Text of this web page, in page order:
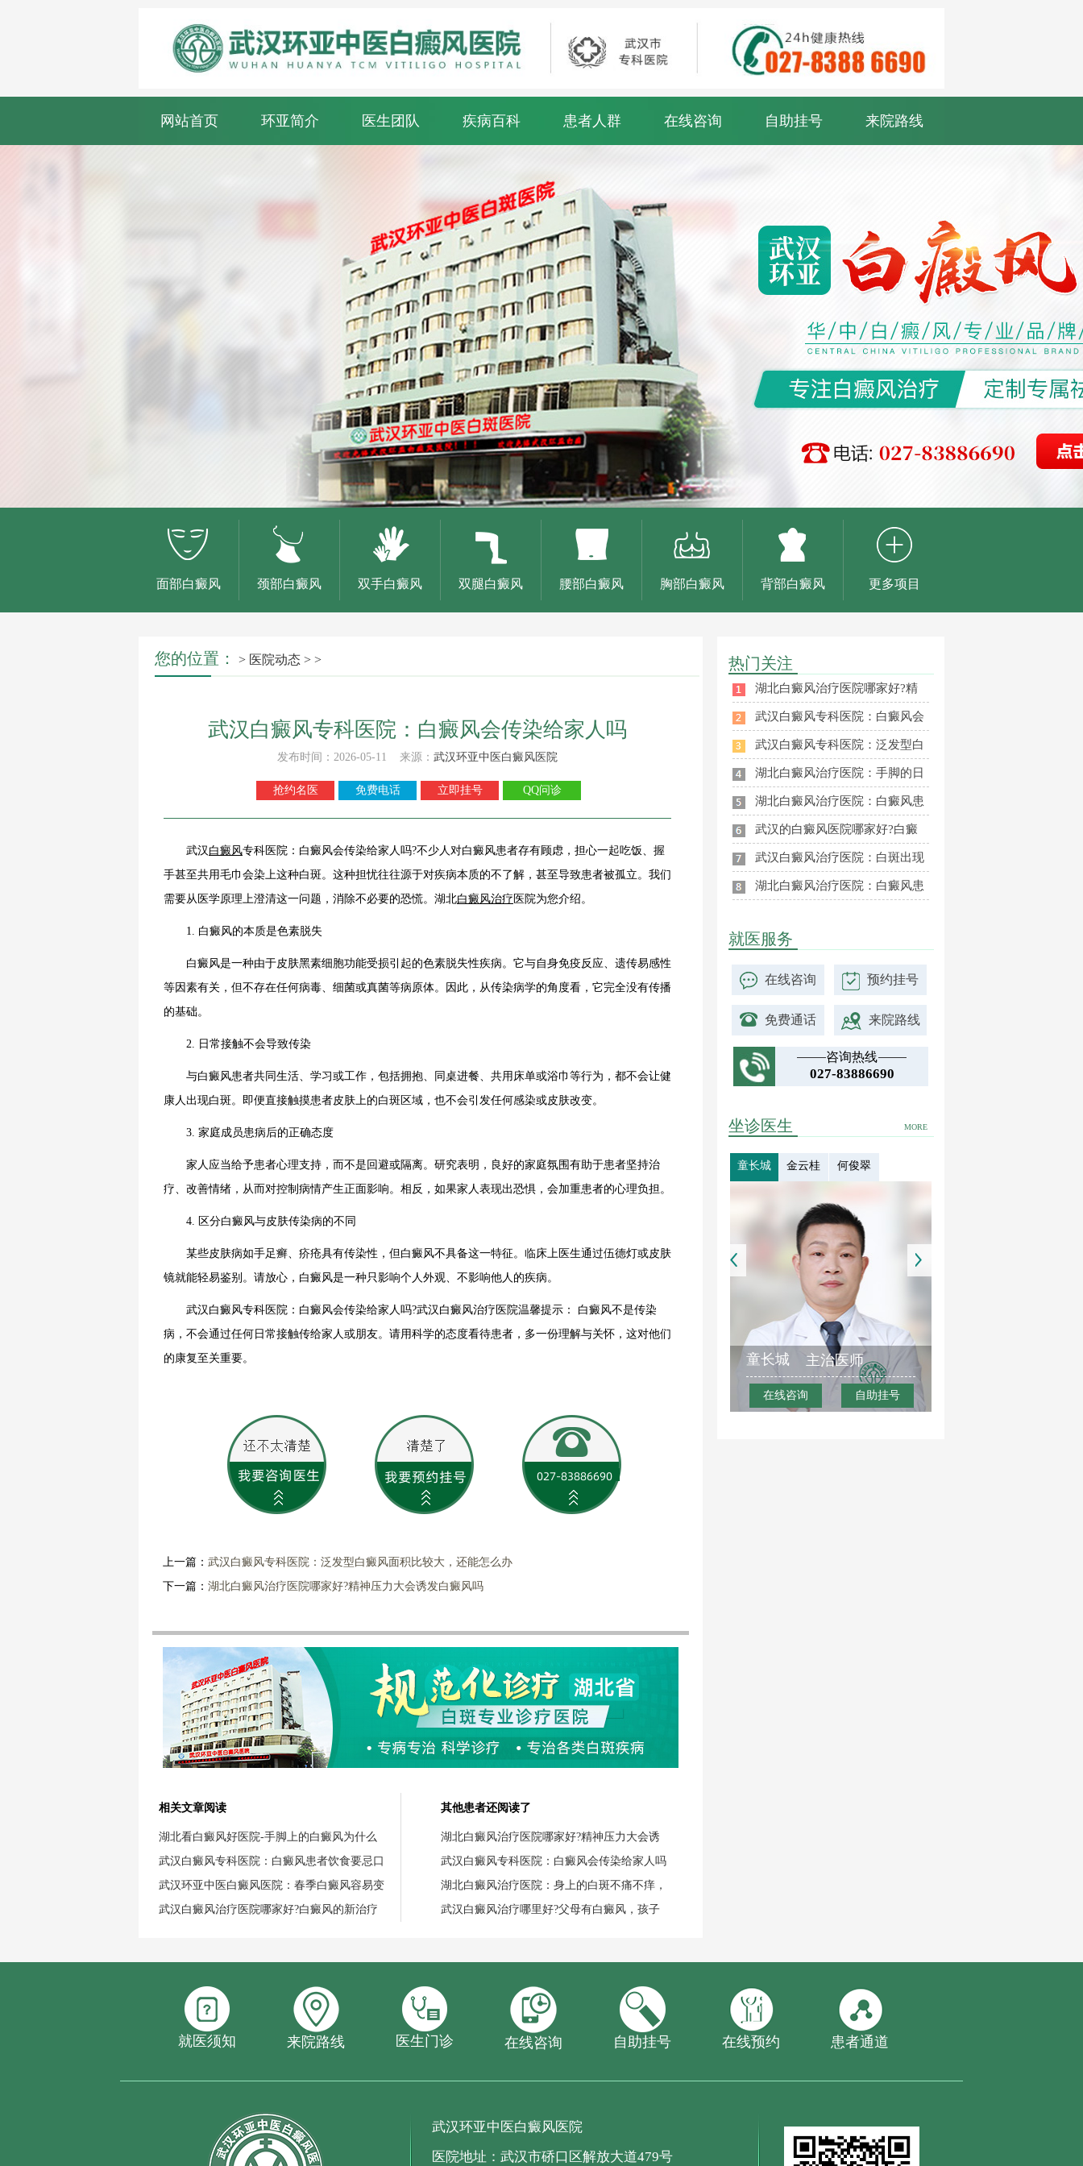
网站首页 环亚简介 医生团队 疾病百科 患者人群 在线咨询 自助挂号 来院路线
面部白癜风 颈部白癜风 双手白癜风 双腿白癜风 腰部白癜风 胸部白癜风 背部白癜风 更多项目
您的位置： > 医院动态 > >
武汉白癜风专科医院：白癜风会传染给家人吗
发布时间：2026-05-11 来源： 武汉环亚中医白癜风医院
抢约名医 免费电话 立即挂号 QQ问诊
武汉 白癜风专科医院：白癜风会传染给家人吗?不少人对白癜风患者存有顾虑，担心一起吃饭、握
手甚至共用毛巾会染上这种白斑。这种担忧往往源于对疾病本质的不了解，甚至导致患者被孤立。我们
需要从医学原理上澄清这一问题，消除不必要的恐慌。湖北白癜风治疗 医院为您介绍。
1. 白癜风的本质是色素脱失
白癜风是一种由于皮肤黑素细胞功能受损引起的色素脱失性疾病。它与自身免疫反应、遗传易感性
等因素有关，但不存在任何病毒、细菌或真菌等病原体。因此，从传染病学的角度看，它完全没有传播
的基础。
2. 日常接触不会导致传染
与白癜风患者共同生活、学习或工作，包括拥抱、同桌进餐、共用床单或浴巾等行为，都不会让健
康人出现白斑。即便直接触摸患者皮肤上的白斑区域，也不会引发任何感染或皮肤改变。
3. 家庭成员患病后的正确态度
家人应当给予患者心理支持，而不是回避或隔离。研究表明，良好的家庭氛围有助于患者坚持治
疗、改善情绪，从而对控制病情产生正面影响。相反，如果家人表现出恐惧，会加重患者的心理负担。
4. 区分白癜风与皮肤传染病的不同
某些皮肤病如手足癣、疥疮具有传染性，但白癜风不具备这一特征。临床上医生通过伍德灯或皮肤
镜就能轻易鉴别。请放心，白癜风是一种只影响个人外观、不影响他人的疾病。
武汉白癜风专科医院：白癜风会传染给家人吗?武汉白癜风治疗医院温馨提示： 白癜风不是传染
病，不会通过任何日常接触传给家人或朋友。请用科学的态度看待患者，多一份理解与关怀，这对他们
的康复至关重要。
上一篇： 武汉白癜风专科医院：泛发型白癜风面积比较大，还能怎么办
下一篇： 湖北白癜风治疗医院哪家好?精神压力大会诱发白癜风吗
相关文章阅读
湖北看白癜风好医院-手脚上的白癜风为什么
武汉白癜风专科医院：白癜风患者饮食要忌口
武汉环亚中医白癜风医院：春季白癜风容易变
武汉白癜风治疗医院哪家好?白癜风的新治疗
其他患者还阅读了
湖北白癜风治疗医院哪家好?精神压力大会诱
武汉白癜风专科医院：白癜风会传染给家人吗
湖北白癜风治疗医院：身上的白斑不痛不痒，
武汉白癜风治疗哪里好?父母有白癜风，孩子
热门关注
湖北白癜风治疗医院哪家好?精
武汉白癜风专科医院：白癜风会
武汉白癜风专科医院：泛发型白
湖北白癜风治疗医院：手脚的日
湖北白癜风治疗医院：白癜风患
武汉的白癜风医院哪家好?白癜
武汉白癜风治疗医院：白斑出现
湖北白癜风治疗医院：白癜风患
就医服务
在线咨询 预约挂号
免费通话 来院路线
咨询热线
027-83886690
MORE
坐诊医生
童长城 金云桂 何俊翠
童长城 主治医师
在线咨询 自助挂号
就医须知 来院路线 医生门诊 在线咨询 自助挂号 在线预约 患者通道
武汉环亚中医白癜风医院
医院地址：武汉市硚口区解放大道479号